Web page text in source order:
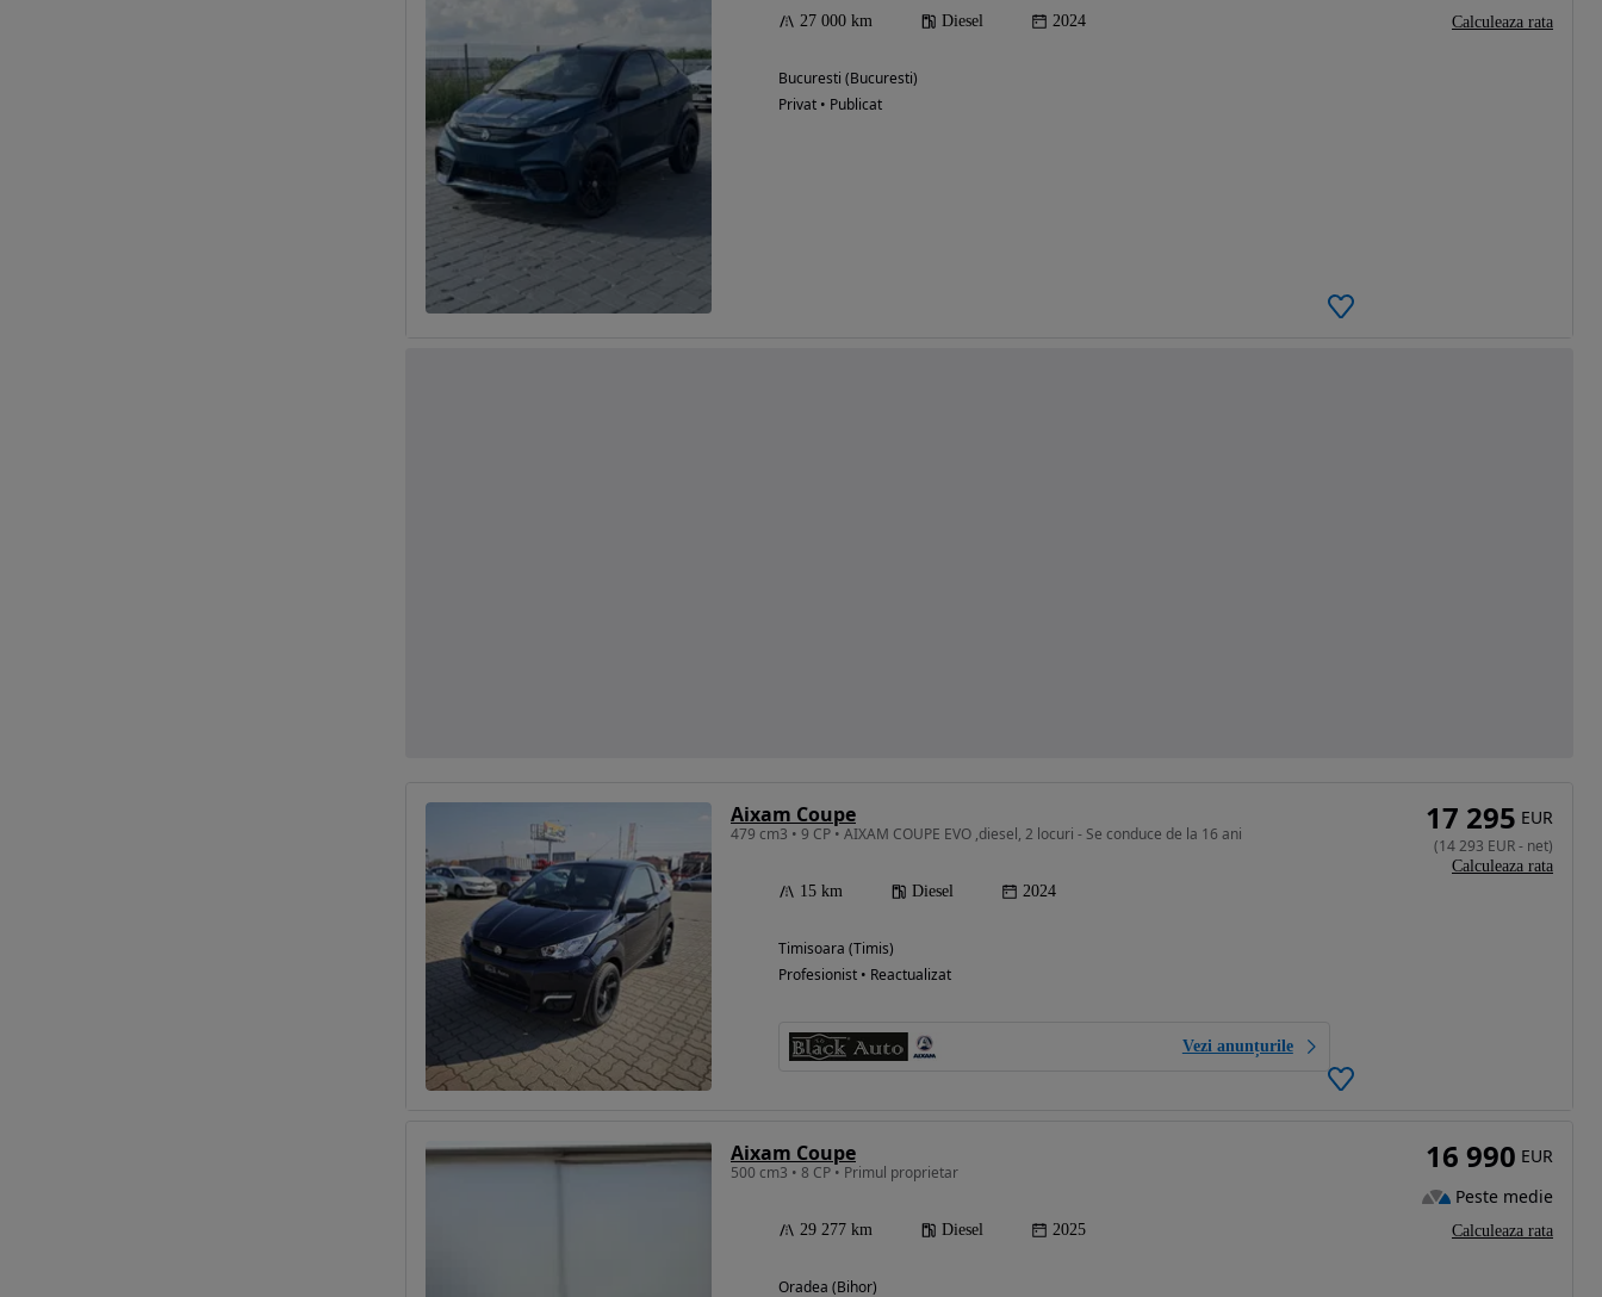
27 000 km Diesel 2024
Bucuresti (Bucuresti)
Privat • Publicat
Calculeaza rata
Aixam Coupe
479 cm3 • 9 CP • AIXAM COUPE EVO ,diesel, 2 locuri - Se conduce de la 16 ani
15 km Diesel 2024
Timisoara (Timis)
Profesionist • Reactualizat
Vezi anunțurile
17 295 EUR
(14 293 EUR- net)
Calculeaza rata
Aixam Coupe
500 cm3 • 8 CP • Primul proprietar
29 277 km Diesel 2025
Oradea (Bihor)
16 990 EUR
Peste medie
Calculeaza rata